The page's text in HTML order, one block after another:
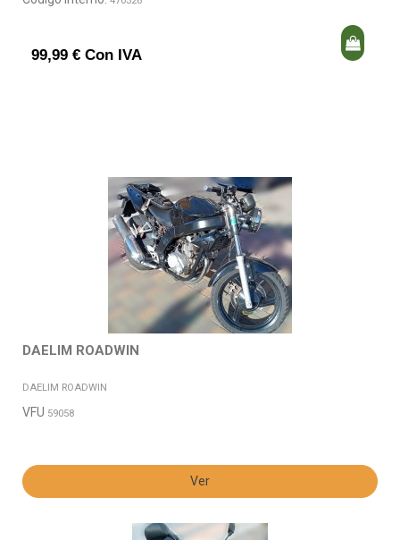
99,99 € Con IVA
DAELIM ROADWIN
DAELIM ROADWIN
VFU 59058
Ver